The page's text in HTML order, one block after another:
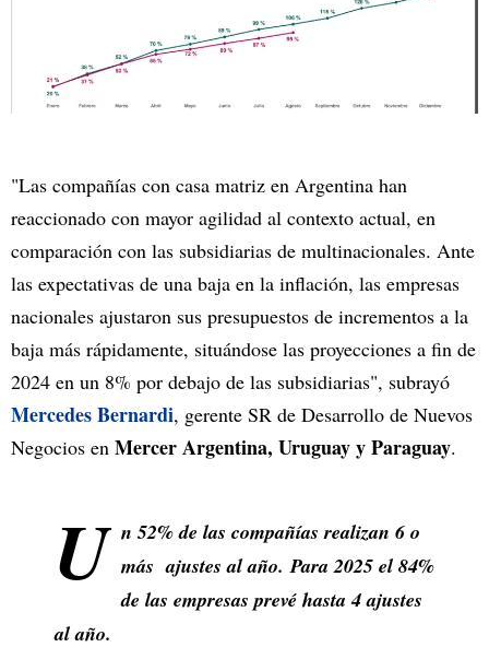
"Las compañías con casa matriz en Argentina han
reaccionado con mayor agilidad al contexto actual, en
comparación con las subsidiarias de multinacionales. Ante
las expectativas de una baja en la inflación, las empresas
nacionales ajustaron sus presupuestos de incrementos a la
baja más rápidamente, situándose las proyecciones a fin de
2024 en un 8% por debajo de las subsidiarias", subrayó
Mercedes Bernardi, gerente SR de Desarrollo de Nuevos
Negocios en Mercer Argentina, Uruguay y Paraguay.
U n 52% de las compañías realizan 6 o
más ajustes al año. Para 2025 el 84%
de las empresas prevé hasta 4 ajustes
al año.